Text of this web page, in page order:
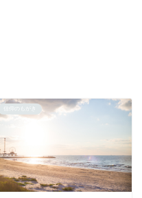
信仰のもがき